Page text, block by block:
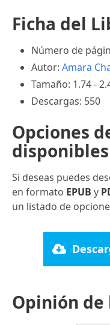
Ficha del
Número de
Autor: Amara
Tamaño: 1.74 -
Descargas: 550
Opciones
disponibles
Si deseas puedes
en formato EPUB y
un listado de
Opinión